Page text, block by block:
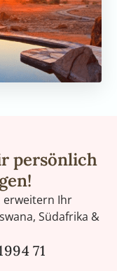
persönlich
erweitern Ihr
Südafrika &
71